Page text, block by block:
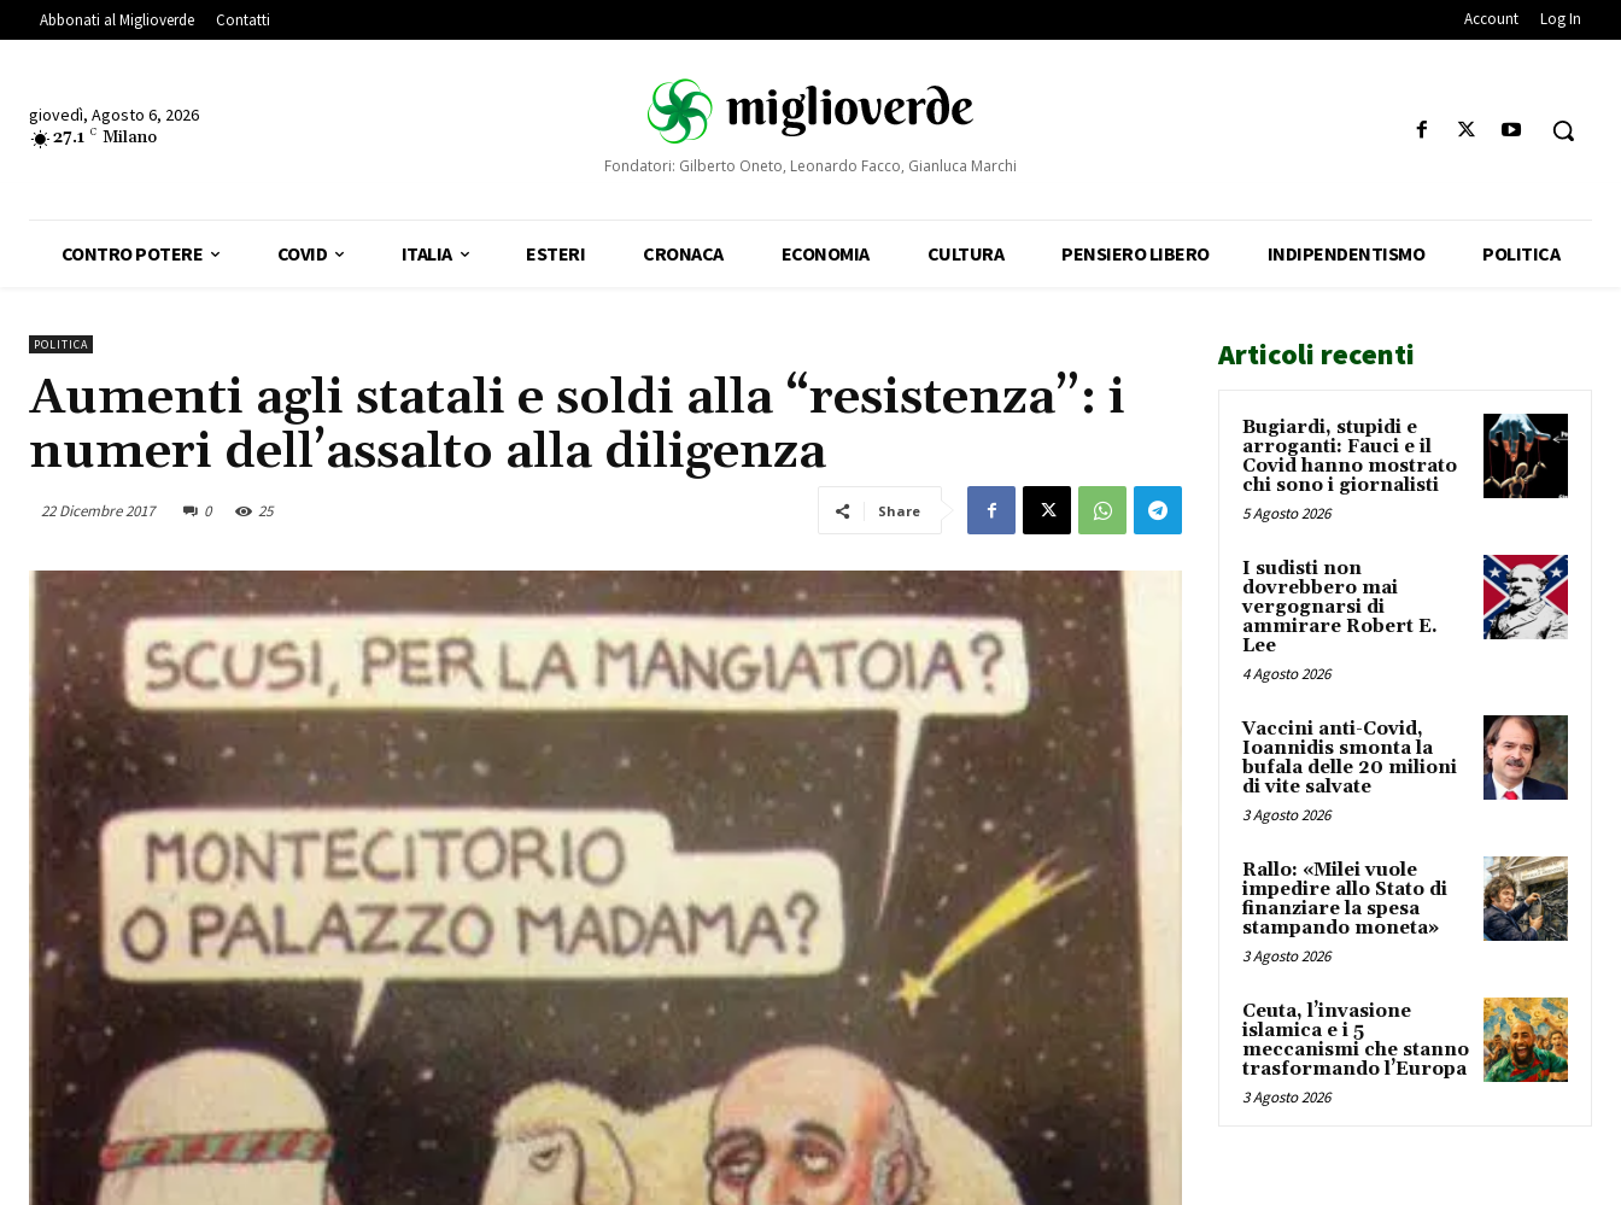
Abbonati al Miglioverde Contatti Account Log In
giovedì, Agosto 6, 2026
27.1 C Milano
Fondatori: Gilberto Oneto, Leonardo Facco, Gianluca Marchi
CONTRO POTERE COVID ITALIA ESTERI CRONACA ECONOMIA CULTURA PENSIERO LIBERO INDIPENDENTISMO POLITICA
POLITICA
Aumenti agli statali e soldi alla “resistenza”: i
numeri dell’assalto alla diligenza
22 Dicembre 2017 0 25 Share
Articoli recenti
Bugiardi, stupidi e
arroganti: Fauci e il
Covid hanno mostrato
chi sono i giornalisti
5 Agosto 2026
I sudisti non
dovrebbero mai
vergognarsi di
ammirare Robert E.
Lee
4 Agosto 2026
Vaccini anti-Covid,
Ioannidis smonta la
bufala delle 20 milioni
di vite salvate
3 Agosto 2026
Rallo: «Milei vuole
impedire allo Stato di
finanziare la spesa
stampando moneta»
3 Agosto 2026
Ceuta, l’invasione
islamica e i 5
meccanismi che stanno
trasformando l’Europa
3 Agosto 2026